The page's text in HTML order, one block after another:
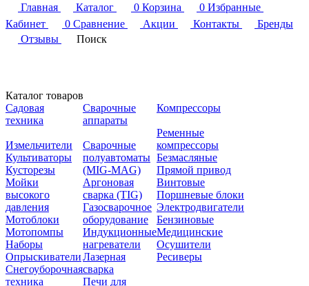
Главная
Каталог 0 Корзина 0 Избранные
Кабинет
0 Сравнение Акции Контакты
Бренды
Отзывы
Поиск
Каталог товаров
Садовая
техника
Измельчители
Культиваторы
Кусторезы
Мойки
высокого
давления
Мотоблоки
Мотопомпы
Наборы
Опрыскиватели
Снегоуборочная
техника
Сварочные
аппараты
Сварочные
полуавтоматы
(MIG-MAG)
Аргоновая
сварка (TIG)
Газосварочное
оборудование
Индукционные
нагреватели
Лазерная
сварка
Печи для
Компрессоры
Ременные
компрессоры
Безмасляные
Прямой привод
Винтовые
Поршневые блоки
Электродвигатели
Бензиновые
Медицинские
Осушители
Ресиверы